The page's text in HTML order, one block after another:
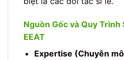
Nguồn Gốc và Quy Trình
EEAT
Expertise (Chuyên